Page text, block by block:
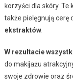
korzyści dla skóry.
także pielęgnują cerę
ekstraktów.
W rezultacie
do makijażu
swoje zdrowie oraz